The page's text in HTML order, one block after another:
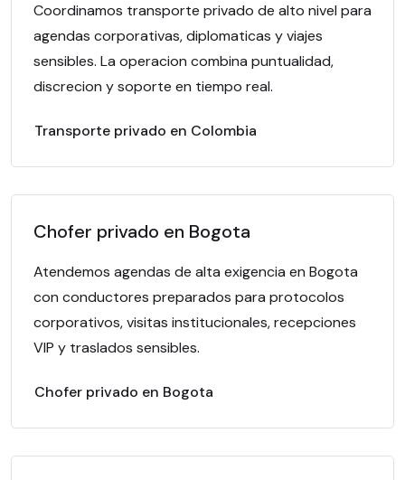
Coordinamos transporte privado de alto nivel para
agendas corporativas, diplomaticas y viajes
sensibles. La operacion combina puntualidad,
discrecion y soporte en tiempo real.
Transporte privado en Colombia
Chofer privado en Bogota
Atendemos agendas de alta exigencia en Bogota
con conductores preparados para protocolos
corporativos, visitas institucionales, recepciones
VIP y traslados sensibles.
Chofer privado en Bogota